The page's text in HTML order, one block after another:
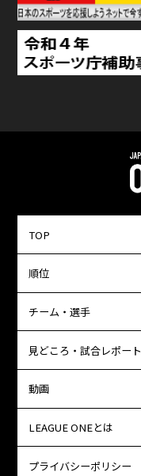
TOP
順位
チーム・選手
見どころ・試合レポート
動画
LEAGUE ONEとは
プライバシーポリシー